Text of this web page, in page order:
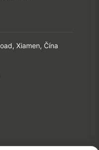
Xiamen, Čína